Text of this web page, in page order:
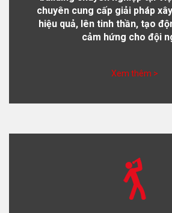
chuyên cung cấp giải pháp
hiệu quả, lên tinh thần, tạo
cảm hứng cho đội
Xem thêm >